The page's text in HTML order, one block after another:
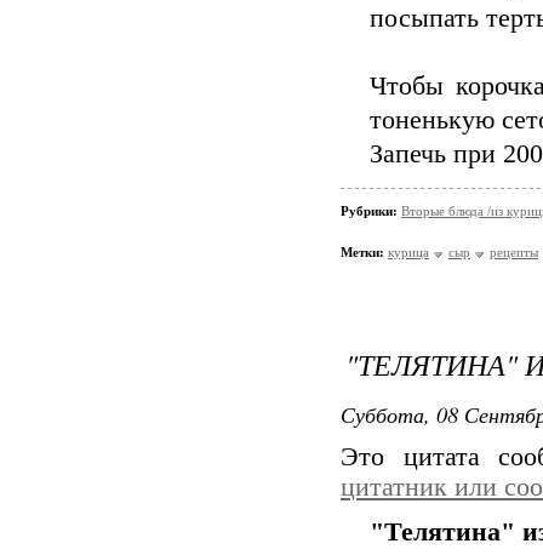
посыпать
Чтобы
тоненькую
Запечь при
Рубрики: Вторые блюда /из
Метки: курица сыр рецепты
"ТЕЛЯТИНА"
Суббота, 08
Это цитата
цитатник или
"Телятина"